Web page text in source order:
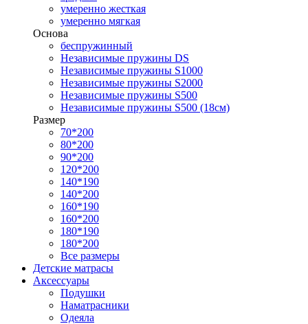
умеренно жесткая
умеренно мягкая
Основа
беспружинный
Независимые пружины DS
Независимые пружины S1000
Независимые пружины S2000
Независимые пружины S500
Независимые пружины S500 (18см)
Размер
70*200
80*200
90*200
120*200
140*190
140*200
160*190
160*200
180*190
180*200
Все размеры
Детские матрасы
Аксессуары
Подушки
Наматрасники
Одеяла